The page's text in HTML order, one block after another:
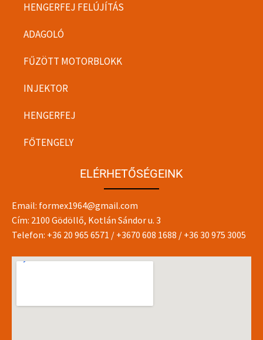
HENGERFEJ FELÚJÍTÁS
ADAGOLÓ
FŰZÖTT MOTORBLOKK
INJEKTOR
HENGERFEJ
FŐTENGELY
ELÉRHETŐSÉGEINK
Email: formex1964@gmail.com
Cím: 2100 Gödöllő, Kotlán Sándor u. 3
Telefon: +36 20 965 6571 / +3670 608 1688 / +36 30 975 3005